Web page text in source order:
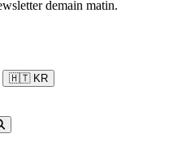
demain matin.
🇭🇹 KR